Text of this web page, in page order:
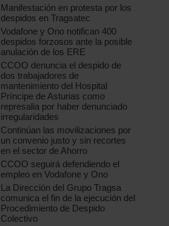
Manifestación en protesta por los
despidos en Tragsatec
Vodafone y Ono notifican 400
despidos forzosos ante la posible
anulación de los ERE
CCOO denuncia el despido de
dos trabajadores de
mantenimiento del Hospital
Príncipe de Asturias como
represalia por haber denunciado
irregularidades
Continúan las movilizaciones por
un convenio justo y sin recortes
en el sector de Ahorro
CCOO seguirá defendiendo el
empleo en Vodafone y Ono
La Dirección del Grupo Tragsa
comunica el fin de la ejecución del
Procedimiento de Despido
Colectivo